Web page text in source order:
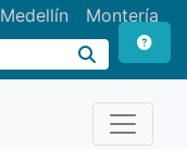
Medellín Montería